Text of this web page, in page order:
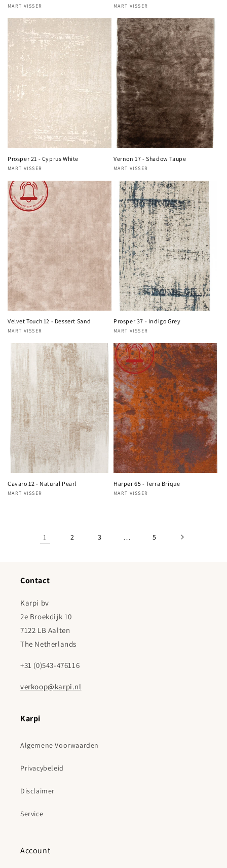
Verkoper:
MART VISSER Verkoper:
MART VISSER
Prosper 21 - Cyprus White
Verkoper:
MART VISSER
Vernon 17 - Shadow Taupe
Verkoper:
MART VISSER
Velvet Touch 12 - Dessert Sand
Verkoper:
MART VISSER
Prosper 37 - Indigo Grey
Verkoper:
MART VISSER
Cavaro 12 - Natural Pearl
Verkoper:
MART VISSER
Harper 65 - Terra Brique
Verkoper:
MART VISSER
1 2 3 … 5
Contact
Karpi bv
2e Broekdijk 10
7122 LB Aalten
The Netherlands
+31 (0)543-476116
verkoop@karpi.nl
Karpi
Algemene Voorwaarden
Privacybeleid
Disclaimer
Service
Account